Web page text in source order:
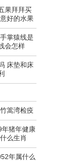
果拜拜买
好的水果
掌猿线是
会怎样
床垫和床
篙湾检疫
猪年健康
么生肖
年属什么